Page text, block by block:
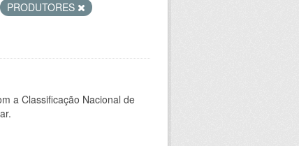
PRODUTORES
a Classificação Nacional de